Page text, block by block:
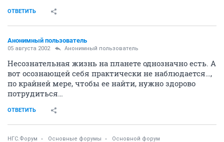
ОТВЕТИТЬ
Анонимный пользователь
05 августа 2002 Анонимный пользователь
Несознательная жизнь на планете однозначно есть. А
вот осознающей себя практически не наблюдается…,
по крайней мере, чтобы ее найти, нужно здорово
потрудиться…
ОТВЕТИТЬ
НГС.Форум Основные форумы Основной форум